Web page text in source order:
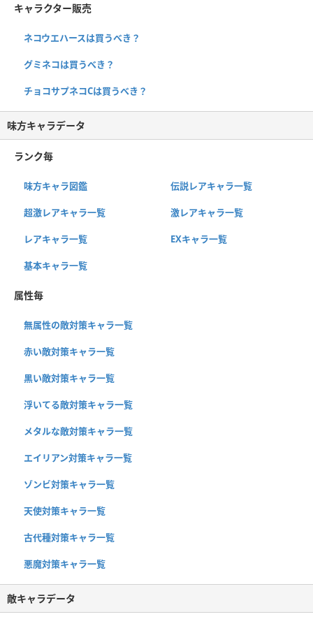
キャラクター販売
ネコウエハースは買うべき？
グミネコは買うべき？
チョコサプネコCは買うべき？
味方キャラデータ
ランク毎
味方キャラ図鑑 伝説レアキャラ一覧
超激レアキャラ一覧 激レアキャラ一覧
レアキャラ一覧 EXキャラ一覧
基本キャラ一覧
属性毎
無属性の敵対策キャラ一覧
赤い敵対策キャラ一覧
黒い敵対策キャラ一覧
浮いてる敵対策キャラ一覧
メタルな敵対策キャラ一覧
エイリアン対策キャラ一覧
ゾンビ対策キャラ一覧
天使対策キャラ一覧
古代種対策キャラ一覧
悪魔対策キャラ一覧
敵キャラデータ